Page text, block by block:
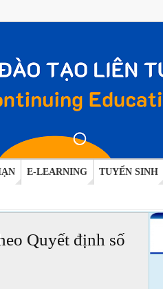
E-LEARNING TUYỂN SINH
Quyết định số